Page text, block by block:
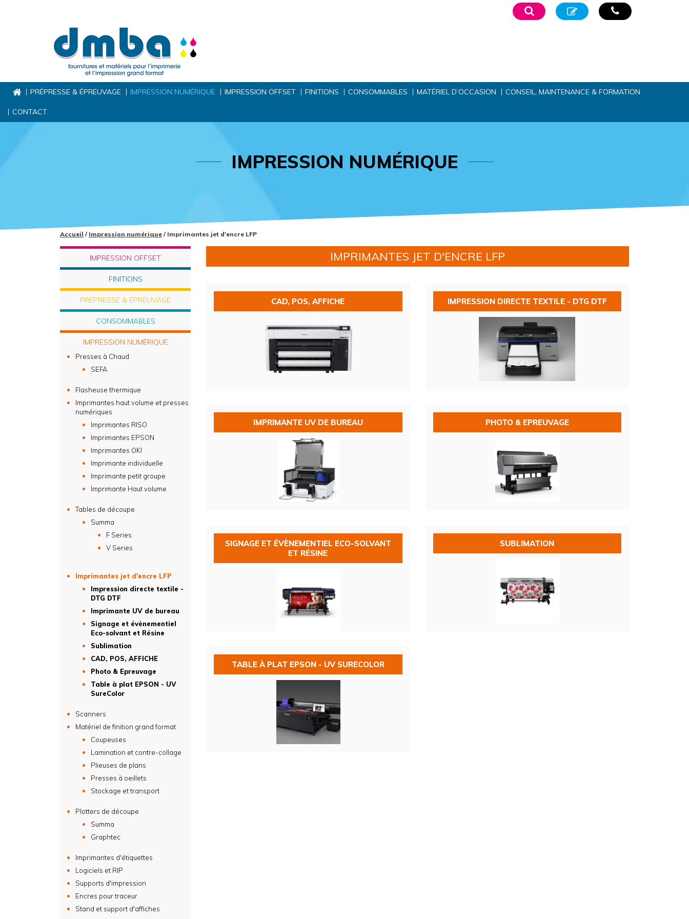
PRÉPRESSE & ÉPREUVAGE IMPRESSION NUMÉRIQUE IMPRESSION OFFSET FINITIONS CONSOMMABLES MATÉRIEL D’OCCASION CONSEIL, MAINTENANCE & FORMATION
CONTACT
IMPRESSION NUMÉRIQUE
Accueil / Impression numérique / Imprimantes jet d'encre LFP
IMPRIMANTES JET D'ENCRE LFP
CAD, POS, AFFICHE IMPRESSION DIRECTE TEXTILE - DTG DTF
IMPRIMANTE UV DE BUREAU PHOTO & EPREUVAGE
SIGNAGE ET ÉVÈNEMENTIEL ECO-SOLVANT
ET RÉSINE
SUBLIMATION
TABLE À PLAT EPSON - UV SURECOLOR
IMPRESSION OFFSET
FINITIONS
PRÉPRESSE & ÉPREUVAGE
CONSOMMABLES
IMPRESSION NUMÉRIQUE
Presses à Chaud
SEFA
Flasheuse thermique
Imprimantes haut volume et presses
numériques
Imprimantes RISO
Imprimantes EPSON
Imprimantes OKI
Imprimante individuelle
Imprimante petit groupe
Imprimante Haut volume
Tables de découpe
Summa
F Series
V Series
Imprimantes jet d'encre LFP
Impression directe textile -
DTG DTF
Imprimante UV de bureau
Signage et évènementiel
Eco-solvant et Résine
Sublimation
CAD, POS, AFFICHE
Photo & Epreuvage
Table à plat EPSON - UV
SureColor
Scanners
Matériel de finition grand format
Coupeuses
Lamination et contre-collage
Plieuses de plans
Presses à oeillets
Stockage et transport
Plotters de découpe
Summa
Graphtec
Imprimantes d'étiquettes
Logiciels et RIP
Supports d'impression
Encres pour traceur
Stand et support d'affiches